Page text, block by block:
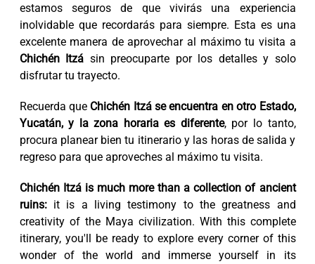
estamos seguros de que vivirás una experiencia
inolvidable que recordarás para siempre. Esta es una
excelente manera de aprovechar al máximo tu visita a
Chichén Itzá sin preocuparte por los detalles y solo
disfrutar tu trayecto.
Recuerda que Chichén Itzá se encuentra en otro Estado,
Yucatán, y la zona horaria es diferente, por lo tanto,
procura planear bien tu itinerario y las horas de salida y
regreso para que aproveches al máximo tu visita.
Chichén Itzá is much more than a collection of ancient
ruins:it is a living testimony to the greatness and
creativity of the Maya civilization. With this complete
itinerary, you'll be ready to explore every corner of this
wonder of the world and immerse yourself in its